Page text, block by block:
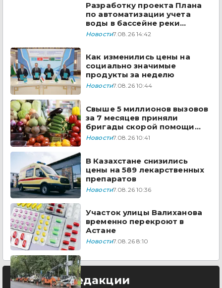
Разработку проекта Плана
по автоматизации учета
воды в бассейне реки
Сырдарья одобрили
Новости7.08.26 14:42
Как изменились цены на
социально значимые
продукты за неделю
Новости7.08.26 10:44
Свыше 5 миллионов вызовов
за 7 месяцев приняли
бригады скорой помощи
Казахстана
Новости7.08.26 10:41
В Казахстане снизились
цены на 589 лекарственных
препаратов
Новости7.08.26 10:36
Участок улицы Валиханова
временно перекроют в
Астане
Новости7.08.26 8:10
Выбор редакции